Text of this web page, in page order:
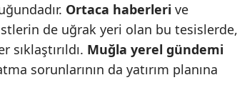
Ortaca haberleri ve
de uğrak yeri olan bu tesislerde,
Muğla yerel gündemi
sorunlarının da yatırım planına